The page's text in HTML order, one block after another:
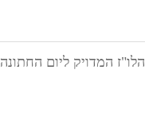
הלו"ז המדויק ליום החתונה